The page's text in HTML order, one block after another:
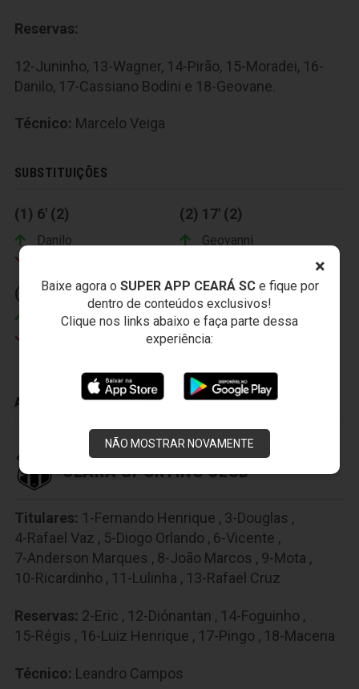
×
Baixe agora o SUPER APP CEARÁ SCe fique por
dentro de conteúdos exclusivos!
Clique nos links abaixo e faça parte dessa
experiência:
NÃO MOSTRAR NOVAMENTE
Reservas:
12-Juninho, 13-Wagner, 14-Pirão, 15-Moradei, 16-
Danilo, 17-Cassiano Bodini e 18-Geovane.
Técnico: Marcelo Veiga
SUBSTITUIÇÕES
(1) 6' (2)
Danilo
(2) 17' (2)
Geovanni
(3) 23' (2)
Cassiano
ADVERTÊNCIAS
CEARÁ SPORTING CLUB
Titulares: 1-Fernando Henrique , 3-Douglas ,
4-Rafael Vaz , 5-Diogo Orlando , 6-Vicente ,
7-Anderson Marques , 8-João Marcos , 9-Mota ,
10-Ricardinho , 11-Lulinha , 13-Rafael Cruz
Reservas: 2-Eric , 12-Diónantan , 14-Foguinho ,
15-Régis , 16-Luiz Henrique , 17-Pingo , 18-Macena
Técnico: Leandro Campos